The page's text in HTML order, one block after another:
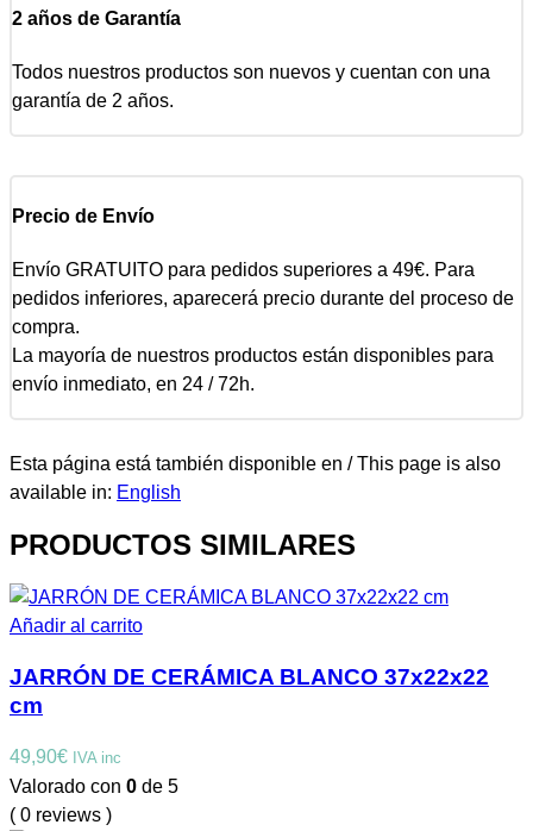
2 años de Garantía
Todos nuestros productos son nuevos y cuentan con una
garantía de 2 años.
Precio de Envío
Envío GRATUITO para pedidos superiores a 49€. Para
pedidos inferiores, aparecerá precio durante del proceso de
compra.
La mayoría de nuestros productos están disponibles para
envío inmediato, en 24 / 72h.
Esta página está también disponible en / This page is also
available in: English
PRODUCTOS SIMILARES
Añadir al carrito
JARRÓN DE CERÁMICA BLANCO 37x22x22
cm
49,90€ IVA inc
Valorado con 0 de 5
( 0 reviews )